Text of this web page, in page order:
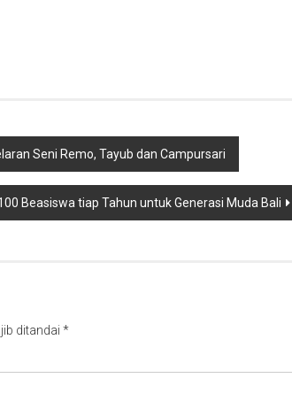
Seni Remo, Tayub dan Campursari
Beasiswa tiap Tahun untuk Generasi Muda Bali
ditandai *